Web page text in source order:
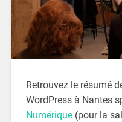
Retrouvez le résumé
WordPress à Nantes
Numérique(pour la